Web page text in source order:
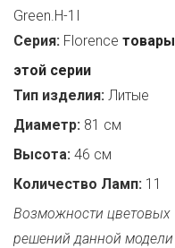
Green.H-1I
Серия: Florence товары
этой серии
Тип изделия: Литые
Диаметр: 81 см
Высота: 46 см
Количество Ламп: 11
Возможности цветовых
решений данной модели